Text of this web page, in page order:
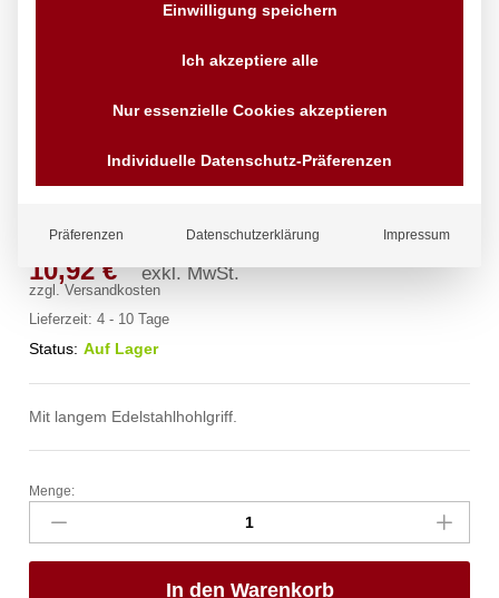
Stielkasserolle – ohne Deckel,
10,92€ exkl. MwSt.
zzgl.Versandkosten
Lieferzeit:4 - 10 Tage
Status: Auf Lager
Mit langem Edelstahlhohlgriff.
Stielkasserolle
ohne
Deckel,
Menge:
In den Warenkorb
Einwilligung speichern
Ich akzeptiere alle
Nur essenzielle Cookies akzeptieren
Individuelle Datenschutz-Präferenzen
Präferenzen Datenschutzerklärung Impressum